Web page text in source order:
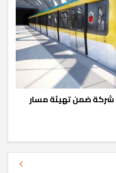
«الأنفاق» تقبل عروض 13 شركة ضمن تهيئة مسار